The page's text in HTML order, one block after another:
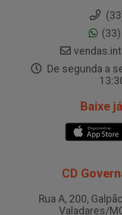
De segunda a
Baixe
CD
Rua A, 200,
Valadares/